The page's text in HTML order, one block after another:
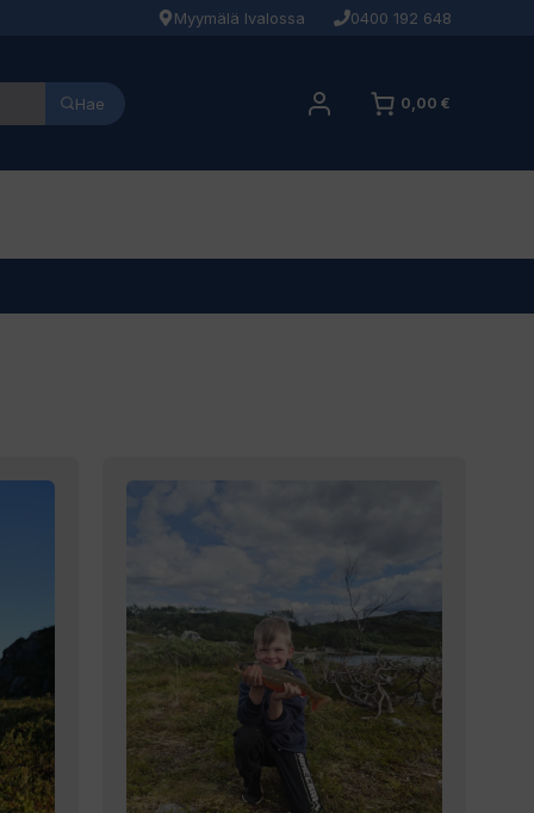
Myymälä Ivalossa 0400 192 648
Hae 0,00 €